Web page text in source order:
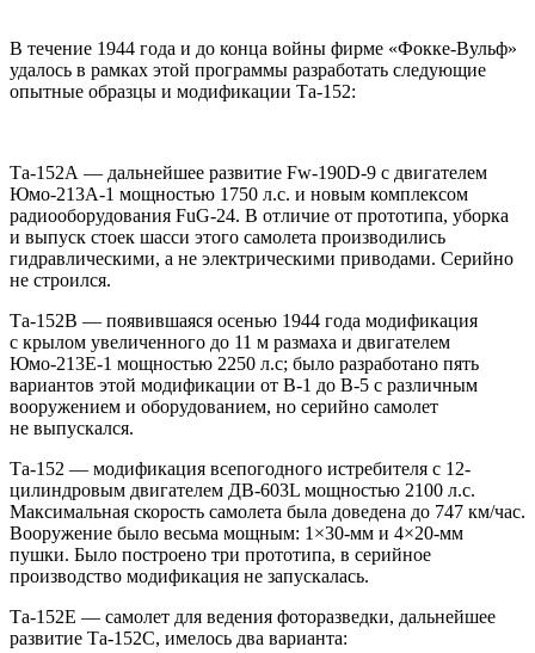
В течение 1944 года и до конца войны фирме «Фокке-Вульф»
удалось в рамках этой программы разработать следующие
опытные образцы и модификации Та-152:
Та-152А — дальнейшее развитие Fw-190D-9 с двигателем
Юмо-213А-1 мощностью 1750 л.с. и новым комплексом
радиооборудования FuG-24. В отличие от прототипа, уборка
и выпуск стоек шасси этого самолета производились
гидравлическими, а не электрическими приводами. Серийно
не строился.
Та-152В — появившаяся осенью 1944 года модификация
с крылом увеличенного до 11 м размаха и двигателем
Юмо-213Е-1 мощностью 2250 л.с; было разработано пять
вариантов этой модификации от В-1 до В-5 с различным
вооружением и оборудованием, но серийно самолет
не выпускался.
Та-152 — модификация всепогодного истребителя с 12-
цилиндровым двигателем ДВ-603L мощностью 2100 л.с.
Максимальная скорость самолета была доведена до 747 км/час.
Вооружение было весьма мощным: 1×30-мм и 4×20-мм
пушки. Было построено три прототипа, в серийное
производство модификация не запускалась.
Та-152Е — самолет для ведения фоторазведки, дальнейшее
развитие Та-152С, имелось два варианта: